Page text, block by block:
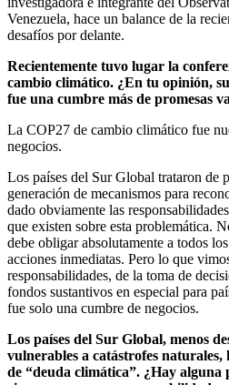
Venezuela, hace un balance de la
desafíos por delante.
Recientemente tuvo lugar la
cambio climático. ¿En tu opinión,
fue una cumbre más de promesas
La COP27 de cambio climático fue
negocios.
Los países del Sur Global trataron de
generación de mecanismos para
dado obviamente las
que existen sobre esta problemática.
debe obligar absolutamente a todos
acciones inmediatas. Pero lo que
responsabilidades, de la toma de
fondos sustantivos en especial para
fue solo una cumbre de negocios.
Los países del Sur Global, menos
vulnerables a catástrofes naturales,
de “deuda climática”. ¿Hay alguna